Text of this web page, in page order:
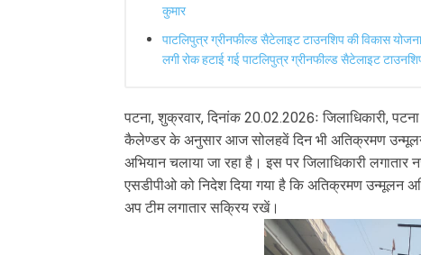
कुमार
पाटलिपुत्र ग्रीनफील्ड सैटेलाइट टाउनशिप की विकास
लगी रोक हटाई गई पाटलिपुत्र ग्रीनफील्ड सैटेलाइट
पटना, शुक्रवार, दिनांक 20.02.2026ः जिलाधिकारी,
कैलेण्डर के अनुसार आज सोलहवें दिन भी अतिक्रमण उन्मूलन
अभियान चलाया जा रहा है। इस पर जिलाधिकारी
एसडीपीओ को निदेश दिया गया है कि अतिक्रमण उन्मूलन
अप टीम लगातार सक्रिय रखें।